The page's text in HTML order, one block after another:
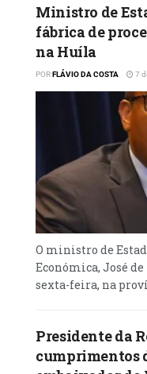
Ministro de
fábrica de
na Huíla
PORFLÁVIO DA COSTA 7
O ministro de
Económica, José
sexta-feira, na
Presidente da
cumprimentos